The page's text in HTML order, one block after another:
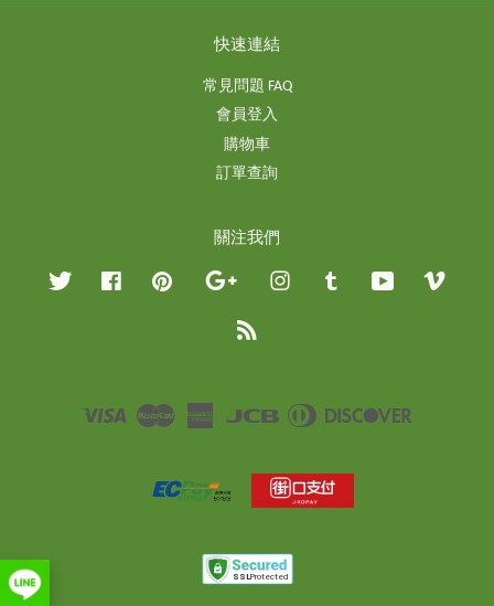
快速連結
常見問題 FAQ
會員登入
購物車
訂單查詢
關注我們
Twitter Facebook Pinterest Google InstagramTumblr YouTube
Visa Master
American
JCB
Diners